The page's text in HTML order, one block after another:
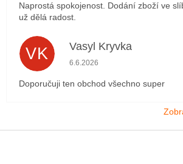
Naprostá spokojenost. Dodání zboží ve
už dělá radost.
VK Vasyl Kryvka
Hodnocení obchodu je 5 z 5
6.6.2026
Doporučuji ten obchod všechno super